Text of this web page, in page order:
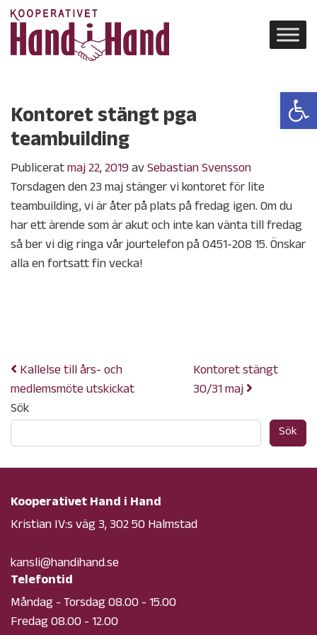
Kontoret stängt pga
teambuilding
Publiceratmaj 22, 2019avSebastian Svensson
Torsdagen den 23 maj stänger vi kontoret för lite
teambuilding, vi är åter på plats på fredag igen. Om du
har ett ärende som är akut och inte kan vänta till fredag
så ber vi dig ringa vår jourtelefon på 0451-208 15. Önskar
alla en fortsatt fin vecka!
Kallelse till års- och
medlemsmöte utskickat
Kontoret stängt
30/31 maj
Sök
Sök
Kooperativet Hand i Hand
Kristian IV:s väg 3, 302 50 Halmstad
kansli@handihand.se
Telefontid
Måndag - Torsdag 08.00 - 15.00
Fredag 08.00 - 12.00